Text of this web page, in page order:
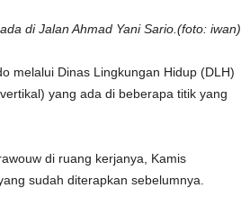
di Jalan Ahmad Yani Sario.(foto: iwan)
melalui Dinas Lingkungan Hidup (DLH)
yang ada di beberapa titik yang
di ruang kerjanya, Kamis
sudah diterapkan sebelumnya.